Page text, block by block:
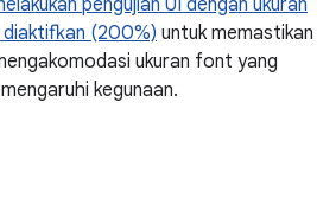
pengujian UI dengan ukuran
(200%) untuk memastikan
ukuran font yang
kegunaan.